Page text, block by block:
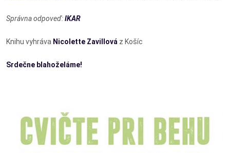
Správna odpoveď:IKAR
Knihu vyhráva Nicolette Zavillová z Košíc
Srdečne blahoželáme!